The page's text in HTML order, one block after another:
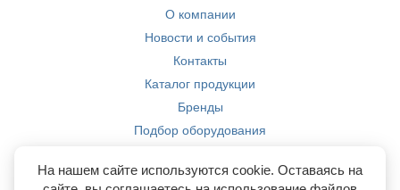
О компании
Новости и события
Контакты
Каталог продукции
Бренды
Подбор оборудования
Компетенции
На нашем сайте используются cookie. Оставаясь на